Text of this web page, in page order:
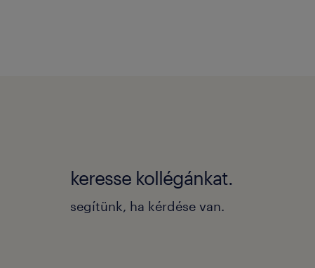
keresse kollégánkat.
segítünk, ha kérdése van.